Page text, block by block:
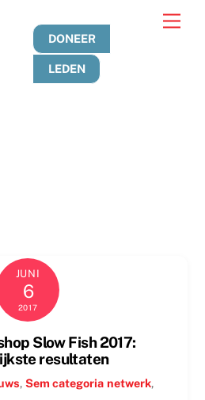
DONEER
LEDEN
JUNI
6
2017
Slow Fish 2017:
resultaten
,Sem categoria netwerk,